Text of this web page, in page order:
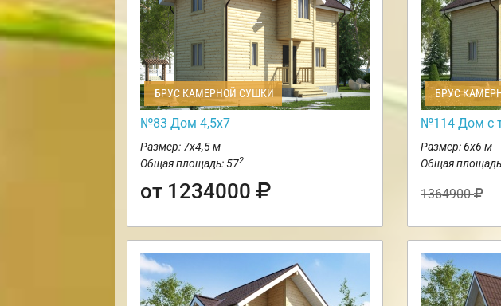
БРУС КАМЕРНОЙ СУШКИ
№83 Дом 4,5х7
Размер: 7х4,5 м
Общая площадь: 572
от 1234000
БРУС
№114 Дом с
Размер: 6х6 м
Общая
1364900